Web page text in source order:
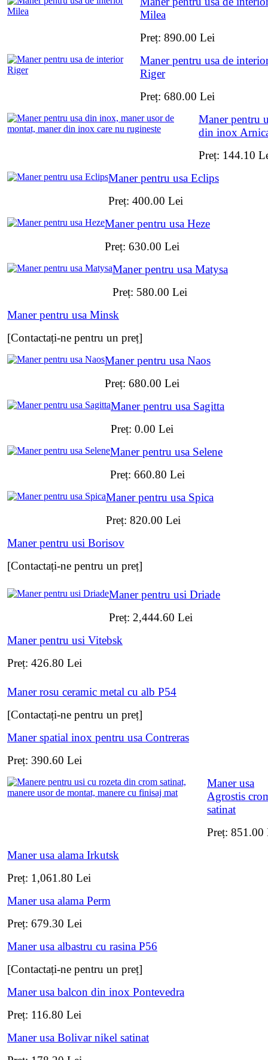
Milea
Preț: 890.00 Lei
Maner pentru usa de
Riger
Preț: 680.00 Lei
Maner pentru
din inox
Preț: 144.10
Maner pentru usa Eclips
Preț: 400.00 Lei
Maner pentru usa Heze
Preț: 630.00 Lei
Maner pentru usa Matysa
Preț: 580.00 Lei
Maner pentru usa Minsk
[Contactați-ne pentru un preț]
Maner pentru usa Naos
Preț: 680.00 Lei
Maner pentru usa Sagitta
Preț: 0.00 Lei
Maner pentru usa Selene
Preț: 660.80 Lei
Maner pentru usa Spica
Preț: 820.00 Lei
Maner pentru usi Borisov
[Contactați-ne pentru un preț]
Maner pentru usi Driade
Preț: 2,444.60 Lei
Maner pentru usi Vitebsk
Preț: 426.80 Lei
Maner rosu ceramic metal cu alb P54
[Contactați-ne pentru un preț]
Maner spatial inox pentru usa Contreras
Preț: 390.60 Lei
Maner usa
Agrostis
satinat
Preț: 851.00
Maner usa alama Irkutsk
Preț: 1,061.80 Lei
Maner usa alama Perm
Preț: 679.30 Lei
Maner usa albastru cu rasina P56
[Contactați-ne pentru un preț]
Maner usa balcon din inox Pontevedra
Preț: 116.80 Lei
Maner usa Bolivar nikel satinat